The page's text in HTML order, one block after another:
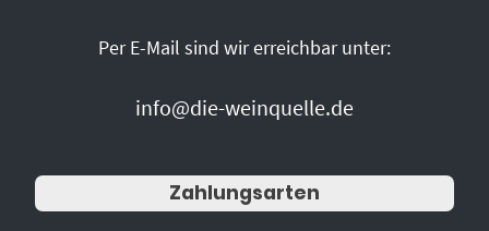
Per E-Mail sind wir erreichbar unter:
info@die-weinquelle.de
Zahlungsarten